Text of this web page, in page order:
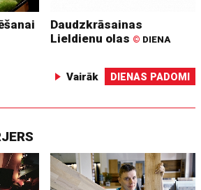
Daudzkrāsainas
Lieldienu olas © DIENA
Vairāk DIENAS PADOMI